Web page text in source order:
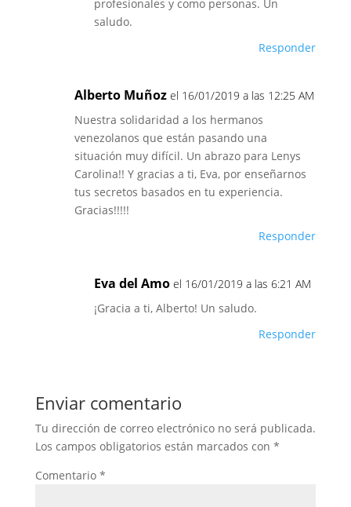
profesionales y como personas. Un
saludo.
Responder
Alberto Muñoz el 16/01/2019 a las 12:25 AM
Nuestra solidaridad a los hermanos
venezolanos que están pasando una
situación muy difícil. Un abrazo para Lenys
Carolina!! Y gracias a ti, Eva, por enseñarnos
tus secretos basados en tu experiencia.
Gracias!!!!!
Responder
Eva del Amo el 16/01/2019 a las 6:21 AM
¡Gracia a ti, Alberto! Un saludo.
Responder
Enviar comentario
Tu dirección de correo electrónico no será publicada.
Los campos obligatorios están marcados con *
Comentario *